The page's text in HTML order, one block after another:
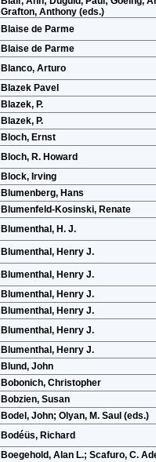
Grafton, Anthony (eds.)
Blaise de Parme
Blaise de Parme
Blanco, Arturo
Blazek Pavel
Blazek, P.
Blazek, P.
Bloch, Ernst
Bloch, R. Howard
Block, Irving
Blumenberg, Hans
Blumenfeld-Kosinski, Renate
Blumenthal, H. J.
Blumenthal, Henry J.
Blumenthal, Henry J.
Blumenthal, Henry J.
Blumenthal, Henry J.
Blumenthal, Henry J.
Blumenthal, Henry J.
Blund, John
Bobonich, Christopher
Bobzien, Susan
Bodel, John; Olyan, M. Saul (eds.)
Bodéüs, Richard
Boegehold, Alan L.; Scafuro, C.